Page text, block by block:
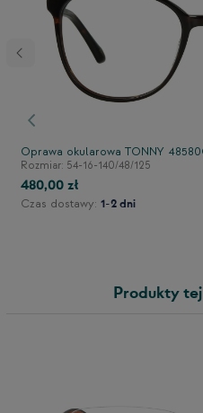
Poprzedni
Oprawa okularowa TONNY
Rozmiar: 54-16-140/48/125
480,00 zł
Czas dostawy: 1-2 dni
Produkty